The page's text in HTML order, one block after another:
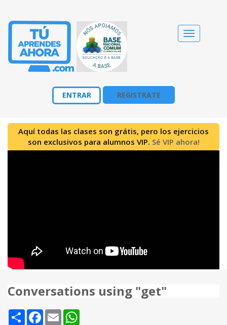
Cambiar
navegación
ENTRAR REGISTRATE
Aquí todas las clases son grátis, pero los ejercicios
son exclusivos para alumnos VIP. Sé VIP ahora!
Conversations using "get"
Share Facebook
Email